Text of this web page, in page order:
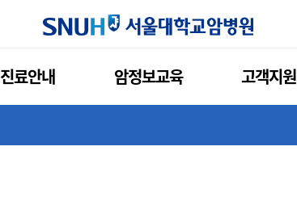
진료안내 암정보교육 고객지원